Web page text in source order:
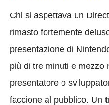
Chi si aspettava un
rimasto fortemente
presentazione di
più di tre minuti e mezzo
presentatore o
faccione al pubblico. Un